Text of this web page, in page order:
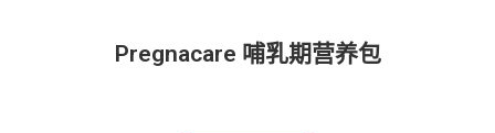
Pregnacare 哺乳期营养包